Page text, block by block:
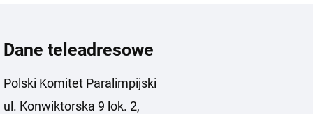
Dane teleadresowe
Polski Komitet Paralimpijski
ul. Konwiktorska 9 lok. 2,